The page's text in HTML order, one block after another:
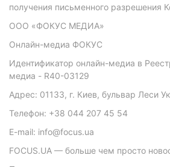
получения письменного разрешения
ООО «ФОКУС МЕДИА»
Онлайн-медиа ФОКУС
Идентификатор онлайн-медиа в
медиа - R40-03129
Адрес: 01133, г. Киев, бульвар Леси
Телефон: +38 044 207 45 54
E-mail: info@focus.ua
FOCUS.UA — больше чем просто